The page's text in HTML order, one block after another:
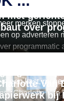
kopen en
met
over
Van
bij